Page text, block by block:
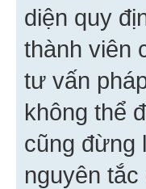
diện quy
thành viên
tư vấn
không thể
cũng đừng
nguyên